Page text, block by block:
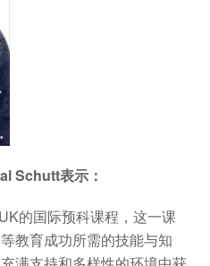
Schutt表示：
的国际预科课程，这一课
教育成功所需的技能与知